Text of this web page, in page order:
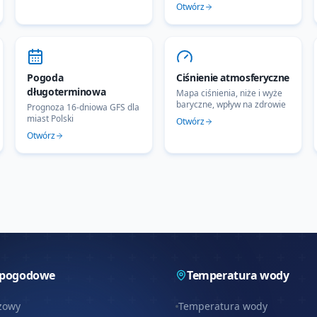
Otwórz
Pogoda
długoterminowa
Prognoza 16-dniowa GFS dla
miast Polski
Otwórz
Ciśnienie atmosferyczne
Mapa ciśnienia, niże i wyże
baryczne, wpływ na zdrowie
Otwórz
Temperatura wody
Temperatura wody